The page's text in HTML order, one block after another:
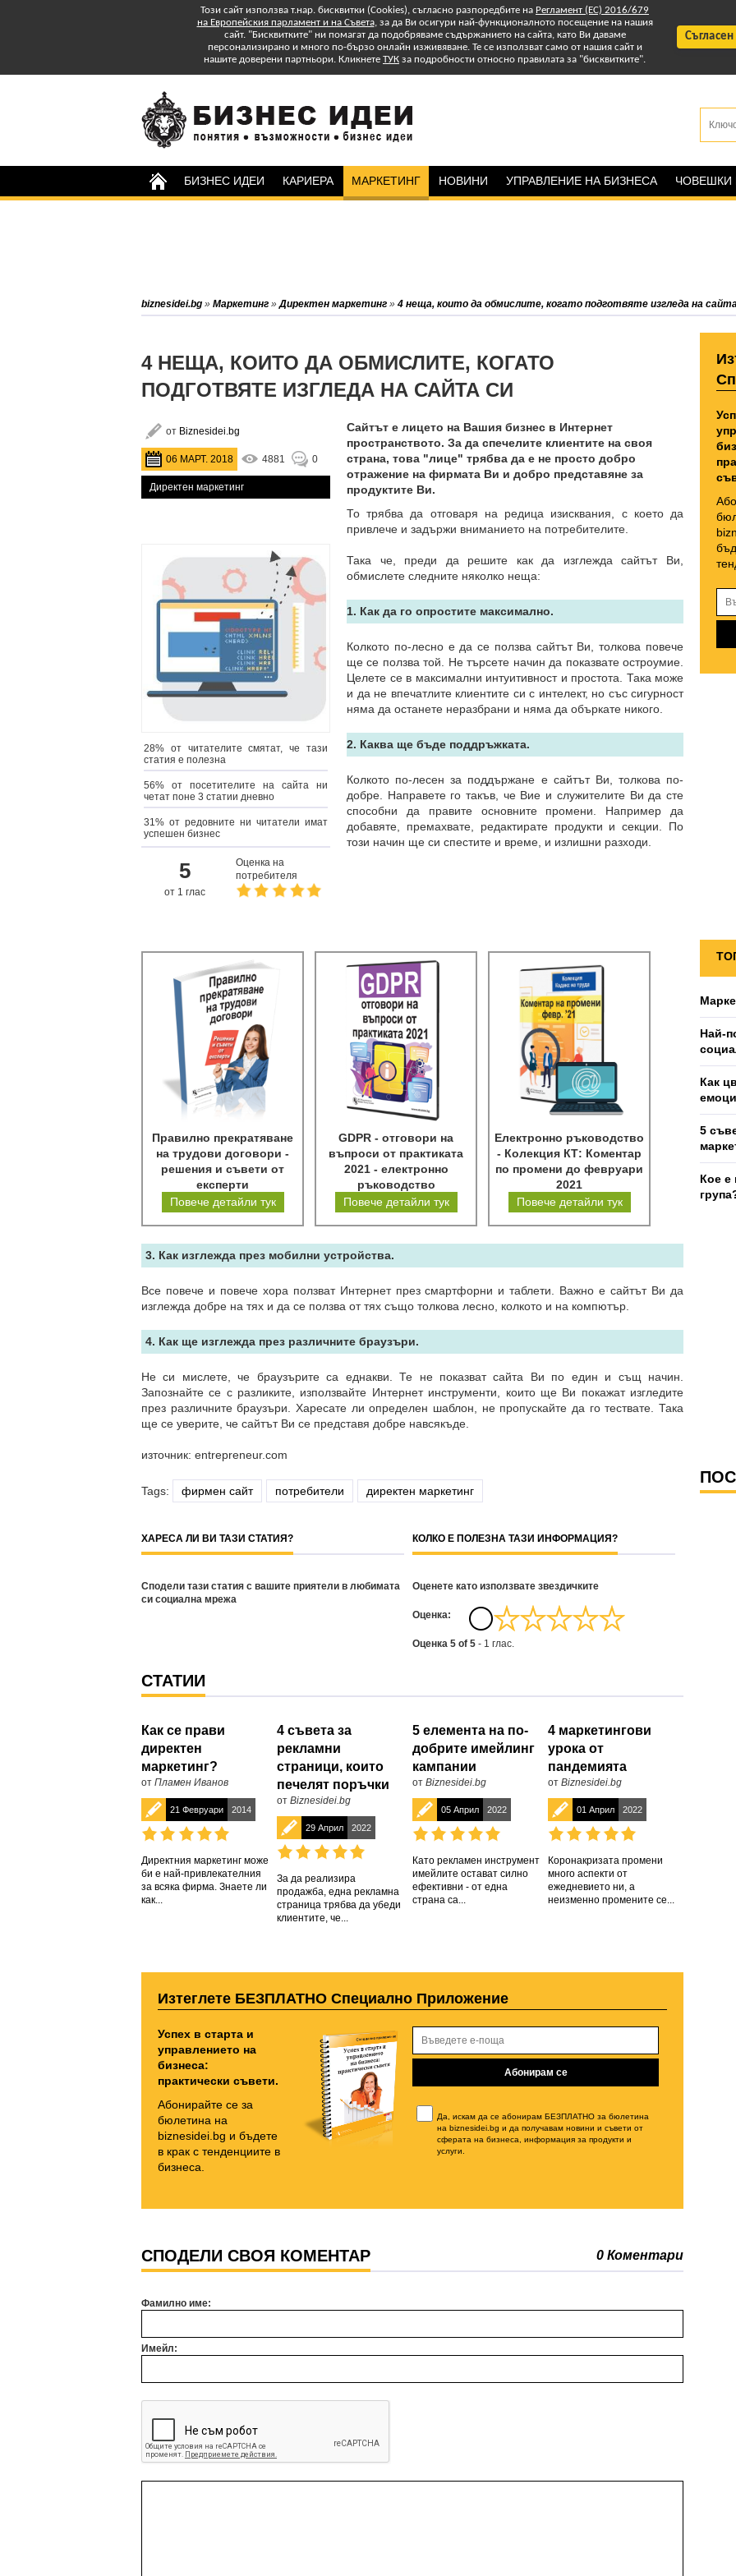
Този сайт използва т.нар. бисквитки (Cookies), съгласно разпоредбите на Регламент (ЕС) 2016/679
на Европейския парламент и на Съвета, за да Ви осигури най-функционалното посещение на нашия
сайт. "Бисквитките" ни помагат да подобряваме съдържанието на сайта, като Ви даваме
персонализирано и много по-бързо онлайн изживяване. Те се използват само от нашия сайт и
нашите доверени партньори. Кликнете ТУК за подробности относно правилата за "бисквитките".
БИЗНЕС ИДЕИ КАРИЕРА МАРКЕТИНГ НОВИНИ УПРАВЛЕНИЕ НА БИЗНЕСА ЧОВЕШКИ
biznesidei.bg » Маркетинг »Директен маркетинг » 4 неща, които да обмислите, когато подготвяте изгледа на
4 НЕЩА, КОИТО ДА ОБМИСЛИТЕ, КОГАТО
ПОДГОТВЯТЕ ИЗГЛЕДА НА САЙТА СИ
от Biznesidei.bg
4881 0
06 МАРТ. 2018
Директен маркетинг
28% от читателите смятат, че тази
статия е полезна
56% от посетителите на сайта ни
четат поне 3 статии дневно
31% от редовните ни читатели имат
успешен бизнес
5
от 1 глас
Оценка на
потребителя
Сайтът е лицето на Вашия бизнес в Интернет
пространството. За да спечелите клиентите на своя
страна, това "лице" трябва да е не просто добро
отражение на фирмата Ви и добро представяне за
продуктите Ви.
То трябва да отговаря на редица изисквания, с което да
привлече и задържи вниманието на потребителите.
Така че, преди да решите как да изглежда сайтът Ви,
обмислете следните няколко неща:
1. Как да го опростите максимално.
Колкото по-лесно е да се ползва сайтът Ви, толкова повече
ще се ползва той. Не търсете начин да показвате остроумие.
Целете се в максимални интуитивност и простота. Така може
и да не впечатлите клиентите си с интелект, но със сигурност
няма да останете неразбрани и няма да объркате никого.
2. Каква ще бъде поддръжката.
Колкото по-лесен за поддържане е сайтът Ви, толкова по-
добре. Направете го такъв, че Вие и служителите Ви да сте
способни да правите основните промени. Например да
добавяте, премахвате, редактирате продукти и секции. По
този начин ще си спестите и време, и излишни разходи.
Правилно прекратяване
на трудови договори -
решения и съвети от
експерти
Повече детайли тук
GDPR - отговори на
въпроси от практиката
2021 - електронно
ръководство
Повече детайли тук
Електронно ръководство
- Колекция КТ: Коментар
по промени до февруари
2021
Повече детайли тук
3. Как изглежда през мобилни устройства.
Все повече и повече хора ползват Интернет през смартфорни и таблети. Важно е сайтът Ви да
изглежда добре на тях и да се ползва от тях също толкова лесно, колкото и на компютър.
4. Как ще изглежда през различните браузъри.
Не си мислете, че браузърите са еднакви. Те не показват сайта Ви по един и същ начин.
Запознайте се с разликите, използвайте Интернет инструменти, които ще Ви покажат изгледите
през различните браузъри. Харесате ли определен шаблон, не пропускайте да го тествате. Така
ще се уверите, че сайтът Ви се представя добре навсякъде.
източник: entrepreneur.com
Tags: фирмен сайт потребители директен маркетинг
ХАРЕСА ЛИ ВИ ТАЗИ СТАТИЯ?
Сподели тази статия с вашите приятели в любимата
си социална мрежа
КОЛКО Е ПОЛЕЗНА ТАЗИ ИНФОРМАЦИЯ?
Оценете като използвате звездичките
Oценка:
Оценка 5 of 5 - 1 глас.
СТАТИИ
Как се прави
директен
маркетинг?
от Пламен Иванов
21 Февруари 2014
Директния маркетинг може
би е най-привлекателния
за всяка фирма. Знаете ли
как...
4 съвета за
рекламни
страници, които
печелят поръчки
от Biznesidei.bg
29 Април 2022
За да реализира
продажба, една рекламна
страница трябва да убеди
клиентите, че...
5 елемента на по-
добрите имейлинг
кампании
от Biznesidei.bg
05 Април 2022
Като рекламен инструмент
имейлите остават силно
ефективни - от една
страна са...
4 маркетингови
урока от
пандемията
от Biznesidei.bg
01 Април 2022
Коронакризата промени
много аспекти от
ежедневието ни, а
неизменно промените се...
Изтеглете БЕЗПЛАТНО Специално Приложение
Успех в старта и
управлението на
бизнеса:
практически съвети.
Абонирайте се за
бюлетина на
biznesidei.bg и бъдете
в крак с тенденциите в
бизнеса.
Да, искам да се абонирам БЕЗПЛАТНО за бюлетина
на biznesidei.bg и да получавам новини и съвети от
сферата на бизнеса, информация за продукти и
услуги.
СПОДЕЛИ СВОЯ КОМЕНТАР 0 Коментари
Фамилно име:
Имейл:
Най-
Как
5
Кое е
Абонирайте се за бюлетина на
biznesidei.bg и бъдете в крак с